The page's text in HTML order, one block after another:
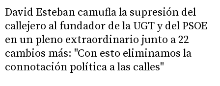
David Esteban camufla la supresión del
callejero al fundador de la UGT y del PSOE
en un pleno extraordinario junto a 22
cambios más: "Con esto eliminamos la
connotación política a las calles"